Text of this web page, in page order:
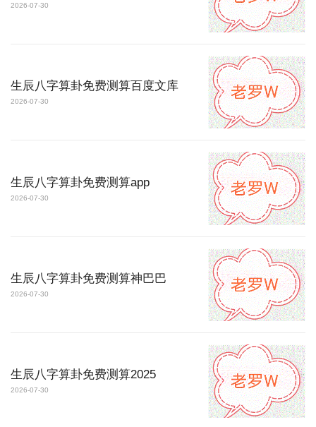
2026-07-30
生辰八字算卦免费测算百度文库
2026-07-30
生辰八字算卦免费测算app
2026-07-30
生辰八字算卦免费测算神巴巴
2026-07-30
生辰八字算卦免费测算2025
2026-07-30